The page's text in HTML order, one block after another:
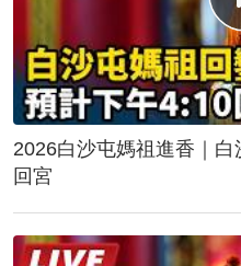
2026白沙屯媽祖進香｜白沙屯媽祖
回宮